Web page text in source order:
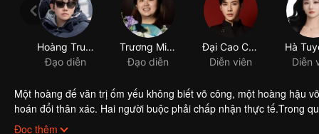
Một hoàng đế văn trị ốm yếu không biết võ công, một hoàng hậu
hoán đổi thân xác. Hai người buộc phải chấp nhận thực tế.Trong
phương. Hoàng đế trong thân xác hoàng hậu chứng kiến phi tần
Đọc thêm